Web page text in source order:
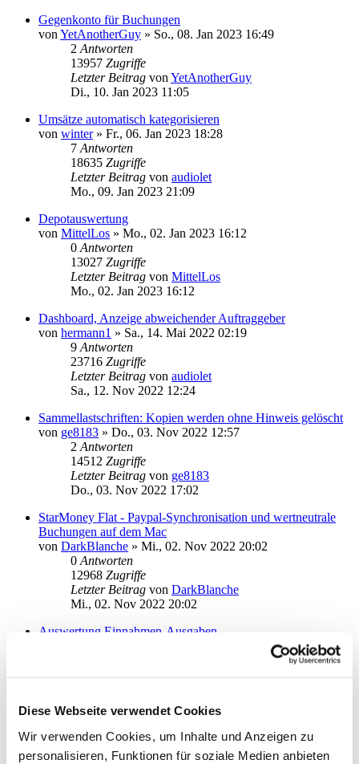
Diese Webseite verwendet Cookies
Wir verwenden Cookies, um Inhalte und Anzeigen zu
personalisieren, Funktionen für soziale Medien anbieten
Gegenkonto für Buchungen
von YetAnotherGuy » So., 08. Jan 2023 16:49
2 Antworten
13957 Zugriffe
Letzter Beitrag von YetAnotherGuy
Di., 10. Jan 2023 11:05
Umsätze automatisch kategorisieren
von winter» Fr., 06. Jan 2023 18:28
7 Antworten
18635 Zugriffe
Letzter Beitrag von audiolet
Mo., 09. Jan 2023 21:09
Depotauswertung
von MittelLos » Mo., 02. Jan 2023 16:12
0 Antworten
13027 Zugriffe
Letzter Beitrag von MittelLos
Mo., 02. Jan 2023 16:12
Dashboard, Anzeige abweichender Auftraggeber
von hermann1 » Sa., 14. Mai 2022 02:19
9 Antworten
23716 Zugriffe
Letzter Beitrag von audiolet
Sa., 12. Nov 2022 12:24
Sammellastschriften: Kopien werden ohne Hinweis gelöscht
von ge8183 » Do., 03. Nov 2022 12:57
2 Antworten
14512 Zugriffe
Letzter Beitrag von ge8183
Do., 03. Nov 2022 17:02
StarMoney Flat - Paypal-Synchronisation und wertneutrale
Buchungen auf dem Mac
von DarkBlanche » Mi., 02. Nov 2022 20:02
0 Antworten
12968 Zugriffe
Letzter Beitrag von DarkBlanche
Mi., 02. Nov 2022 20:02
Auswertung Einnahmen-Ausgaben
15612Zugriffe
Sa., 15. Okt 2022 16:19
Bonusprogramm auf Übersichtsseite
von Ze'ev» So., 25. Sep 2022 10:32
1Antworten